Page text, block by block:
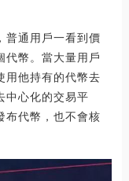
普通用戶一看到價
代幣。當大量用戶
用他持有的代幣去
中心化的交易平
布代幣，也不會核